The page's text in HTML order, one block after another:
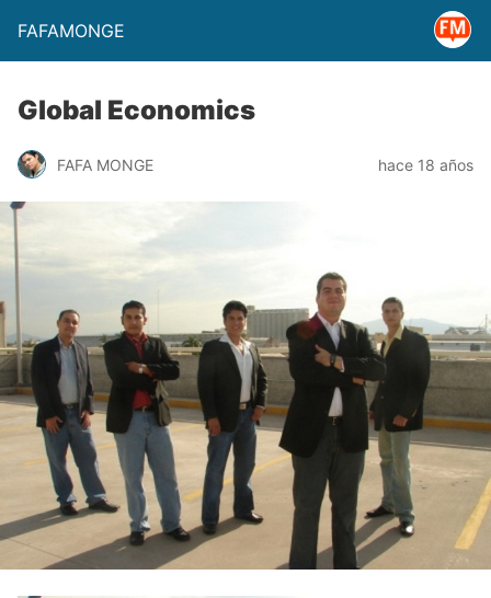
FAFAMONGE
Global Economics
FAFA MONGE hace 18 años